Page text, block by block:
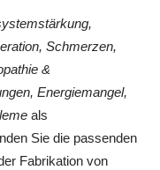
Schmerzen,
&
Energiemangel,
als
Sie die passenden
Fabrikation von